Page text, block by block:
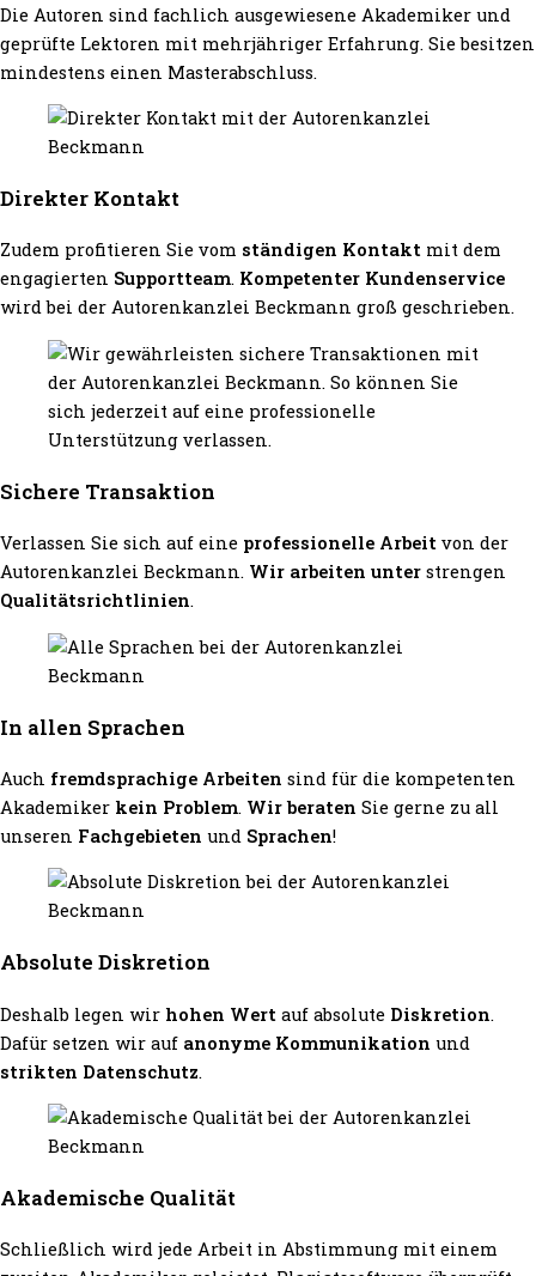
Die Autoren sind fachlich ausgewiesene Akademiker und
geprüfte Lektoren mit mehrjähriger Erfahrung. Sie besitzen
mindestens einen Masterabschluss.
Direkter Kontakt
Zudem profitieren Sie vom ständigen Kontakt mit dem
engagierten Supportteam. Kompetenter Kundenservice
wird bei der Autorenkanzlei Beckmann groß geschrieben.
Sichere Transaktion
Verlassen Sie sich auf eine professionelle Arbeit von der
Autorenkanzlei Beckmann. Wir arbeiten unter strengen
Qualitätsrichtlinien.
In allen Sprachen
Auch fremdsprachige Arbeiten sind für die kompetenten
Akademiker kein Problem. Wir beraten Sie gerne zu all
unseren Fachgebieten und Sprachen!
Absolute Diskretion
Deshalb legen wir hohen Wert auf absolute Diskretion.
Dafür setzen wir auf anonyme Kommunikation und
strikten Datenschutz.
Akademische Qualität
Schließlich wird jede Arbeit in Abstimmung mit einem